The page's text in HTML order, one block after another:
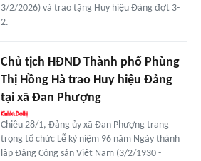
3/2/2026) và trao tặng Huy hiệu Đảng đợt 3-
2.
Chủ tịch HĐND Thành phố Phùng
Thị Hồng Hà trao Huy hiệu Đảng
tại xã Đan Phượng
Chiều 28/1, Đảng ủy xã Đan Phượng trang
trọng tổ chức Lễ kỷ niệm 96 năm Ngày thành
lập Đảng Cộng sản Việt Nam (3/2/1930 -